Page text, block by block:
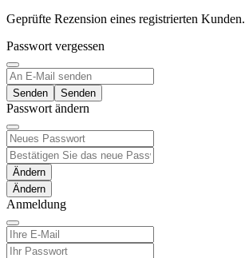
Geprüfte Rezension eines registrierten Kunden.
Passwort vergessen
Senden
Passwort ändern
Ändern
Anmeldung